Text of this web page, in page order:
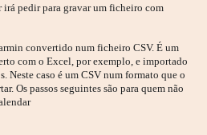
irá pedir para gravar um ficheiro com
convertido num ficheiro CSV. É um
com o Excel, por exemplo, e importado
Neste caso é um CSV num formato que o
Os passos seguintes são para quem não